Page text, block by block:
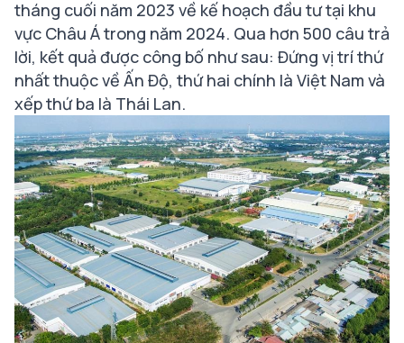
tháng cuối năm 2023 về kế hoạch đầu tư tại khu
vực Châu Á trong năm 2024. Qua hơn 500 câu trả
lời, kết quả được công bố như sau: Đứng vị trí thứ
nhất thuộc về Ấn Độ, thứ hai chính là Việt Nam và
xếp thứ ba là Thái Lan.